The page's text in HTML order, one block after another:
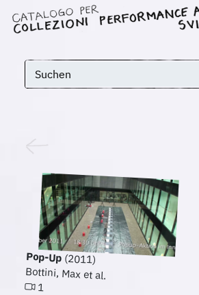
Pop-Up (2011)
Bottini, Max et al.
1